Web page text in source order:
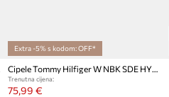
Extra -5% s kodom: OFF*
Trenutna cijena:
75,99 €